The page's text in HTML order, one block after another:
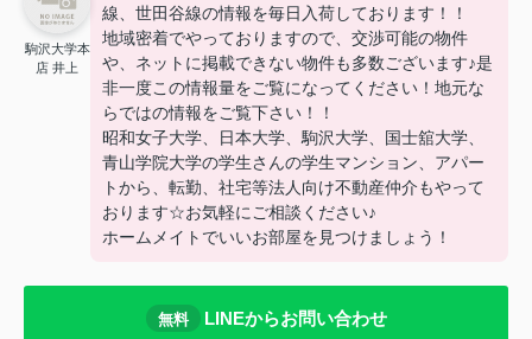
駒沢大学本
店 井上
線、世田谷線の情報を毎日入荷しております！！
地域密着でやっておりますので、交渉可能の物件
や、ネットに掲載できない物件も多数ございます♪是
非一度この情報量をご覧になってください！地元な
らではの情報をご覧下さい！！
昭和女子大学、日本大学、駒沢大学、国士舘大学、
青山学院大学の学生さんの学生マンション、アパー
トから、転勤、社宅等法人向け不動産仲介もやって
おります☆お気軽にご相談ください♪
ホームメイトでいいお部屋を見つけましょう！
無料 LINEからお問い合わせ